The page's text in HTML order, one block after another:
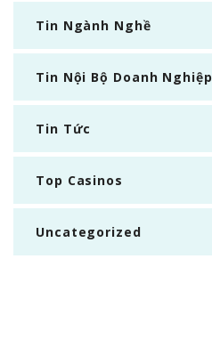
Tin Ngành Nghề
Tin Nội Bộ Doanh Nghiệp
Tin Tức
Top Casinos
Uncategorized